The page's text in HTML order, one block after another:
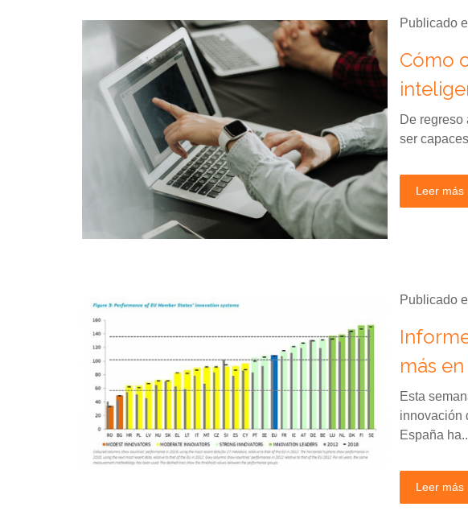
Publicado
Cómo
De
ser
Leer más
Publicado
más
Esta
innovación
España
Leer más